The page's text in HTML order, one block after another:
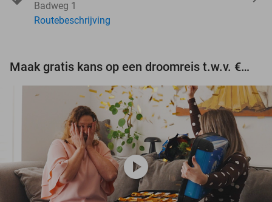
Badweg 1
Routebeschrijving
Maak gratis kans op een droomreis t.w.v. €3.000!
play_circle